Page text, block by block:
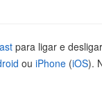
para ligar e
ou iPhone(iOS).